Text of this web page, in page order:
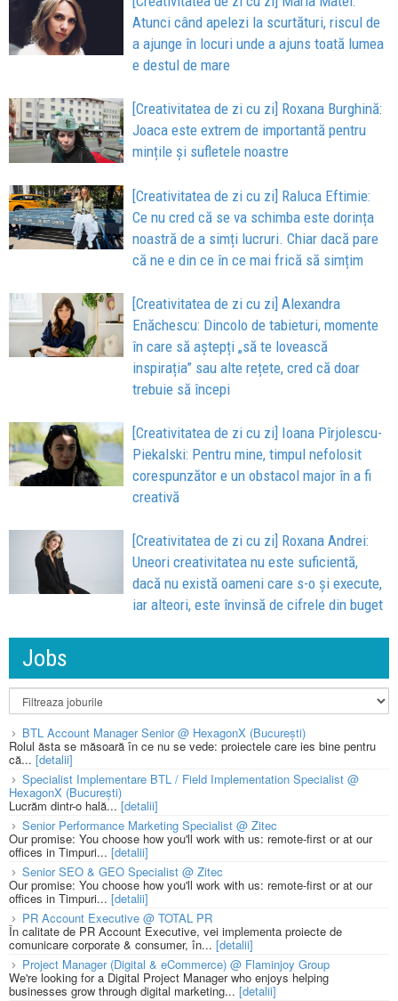
Atunci când apelezi la scurtături, riscul de
a ajunge în locuri unde a ajuns toată lumea
e destul de mare
[Creativitatea de zi cu zi] Roxana Burghină:
Joaca este extrem de importantă pentru
mințile și sufletele noastre
[Creativitatea de zi cu zi] Raluca Eftimie:
Ce nu cred că se va schimba este dorința
noastră de a simți lucruri. Chiar dacă pare
că ne e din ce în ce mai frică să simțim
[Creativitatea de zi cu zi] Alexandra
Enăchescu: Dincolo de tabieturi, momente
în care să aștepți „să te lovească
inspirația” sau alte rețete, cred că doar
trebuie să începi
[Creativitatea de zi cu zi] Ioana Pîrjolescu-
Piekalski: Pentru mine, timpul nefolosit
corespunzător e un obstacol major în a fi
creativă
[Creativitatea de zi cu zi] Roxana Andrei:
Uneori creativitatea nu este suficientă,
dacă nu există oameni care s-o și execute,
iar alteori, este învinsă de cifrele din buget
Jobs
BTL Account Manager Senior @ HexagonX (București)
Rolul ăsta se măsoară în ce nu se vede: proiectele care ies bine pentru
că... [detalii]
Specialist Implementare BTL / Field Implementation Specialist @
HexagonX (București)
Lucrăm dintr-o hală...[detalii]
Senior Performance Marketing Specialist @ Zitec
Our promise: You choose how you'll work with us: remote-first or at our
offices in Timpuri... [detalii]
Senior SEO & GEO Specialist @ Zitec
Our promise: You choose how you'll work with us: remote-first or at our
offices in Timpuri... [detalii]
PR Account Executive @ TOTAL PR
În calitate de PR Account Executive, vei implementa proiecte de
comunicare corporate & consumer, în... [detalii]
Project Manager (Digital & eCommerce) @ Flaminjoy Group
We're looking for a Digital Project Manager who enjoys helping
businesses grow through digital marketing... [detalii]